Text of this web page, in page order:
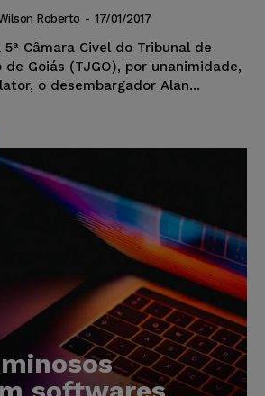
Roberto - 17/01/2017
Câmara Civel do Tribunal de
Goiás (TJGO), por unanimidade,
o desembargador Alan...